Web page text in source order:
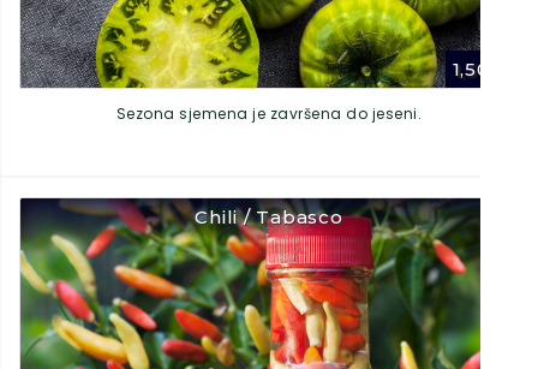
1,50
Sezona sjemena je završena do jeseni.
Chili / Tabasco